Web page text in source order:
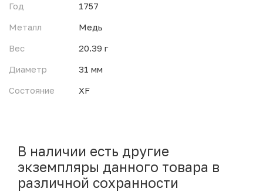
Год
1757
Металл
Медь
Вес
20.39 г
Диаметр
31 мм
Состояние
XF
В наличии есть другие
экземпляры данного товара в
различной сохранности